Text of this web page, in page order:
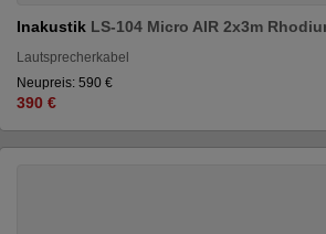
Inakustik LS-104 Micro AIR 2x3m
Lautsprecherkabel
Neupreis: 590 €
390 €